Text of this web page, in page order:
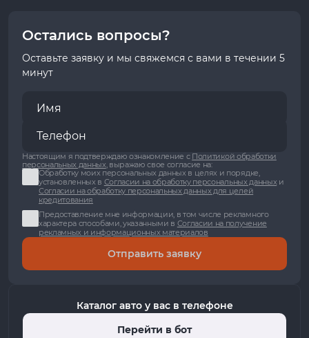
Остались вопросы?
Оставьте заявку и мы свяжемся с вами в течении 5
минут
Настоящим я подтверждаю ознакомление с Политикой обработки
персональных данных, выражаю свое согласие на:
Обработку моих персональных данных в целях и порядке,
установленных в Согласии на обработку персональных данныхи
Согласии на обработку персональных данных для целей
кредитования
Предоставление мне информации, в том числе рекламного
характера способами, указанными в Согласии на получение
рекламных и информационных материалов
Отправить заявку
Каталог авто у вас в телефоне
Перейти в бот